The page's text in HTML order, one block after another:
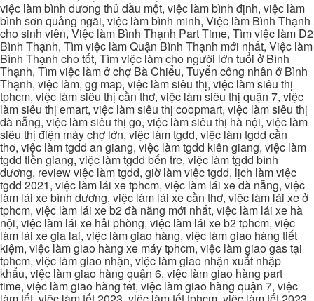
việc làm bình dương thủ dầu một, việc làm bình định, việc làm
bình sơn quảng ngãi, việc làm bình minh, Việc làm Bình Thạnh
cho sinh viên, Việc làm Bình Thạnh Part Time, Tìm việc làm D2
Bình Thạnh, Tìm việc làm Quận Bình Thạnh mới nhất, Việc làm
Bình Thạnh cho tốt, Tìm việc làm cho người lớn tuổi ở Bình
Thạnh, Tìm việc làm ở chợ Bà Chiểu, Tuyển công nhân ở Bình
Thạnh, việc làm, gg map, việc làm siêu thị, việc làm siêu thị
tphcm, việc làm siêu thị cần thơ, việc làm siêu thị quận 7, việc
làm siêu thị emart, việc làm siêu thị coopmart, việc làm siêu thị
đà nẵng, việc làm siêu thị go, việc làm siêu thị hà nội, việc làm
siêu thị điện máy chợ lớn, việc làm tgdd, việc làm tgdd cần
thơ, việc làm tgdd an giang, việc làm tgdd kiên giang, việc làm
tgdd tiền giang, việc làm tgdd bến tre, việc làm tgdd bình
dương, review việc làm tgdd, giờ làm việc tgdd, lịch làm việc
tgdd 2021, việc làm lái xe tphcm, việc làm lái xe đà nẵng, việc
làm lái xe bình dương, việc làm lái xe cần thơ, việc làm lái xe ở
tphcm, việc làm lái xe b2 đà nẵng mới nhất, việc làm lái xe hà
nội, việc làm lái xe hải phòng, việc làm lái xe b2 tphcm, việc
làm lái xe gia lai, việc làm giao hàng, việc làm giao hàng tiết
kiệm, việc làm giao hàng xe máy tphcm, việc làm giao gas tại
tphcm, việc làm giao nhận, việc làm giao nhận xuất nhập
khẩu, việc làm giao hàng quận 6, việc làm giao hàng part
time, việc làm giao hàng tết, việc làm giao hàng quận 7, việc